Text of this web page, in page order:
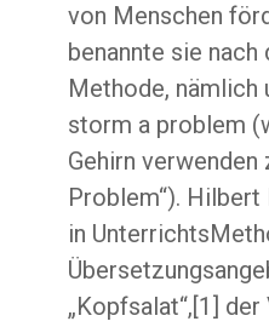
von Menschen
benannte sie
Methode, nämlich
storm a problem
Gehirn
Problem“).
in
„Kopfsalat“,[1]